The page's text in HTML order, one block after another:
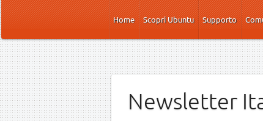
Salta al contenuto principale
Home
Scopri Ubuntu Supporto
Newsletter